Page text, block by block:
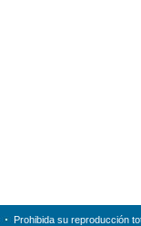
Prohibida su reproducción